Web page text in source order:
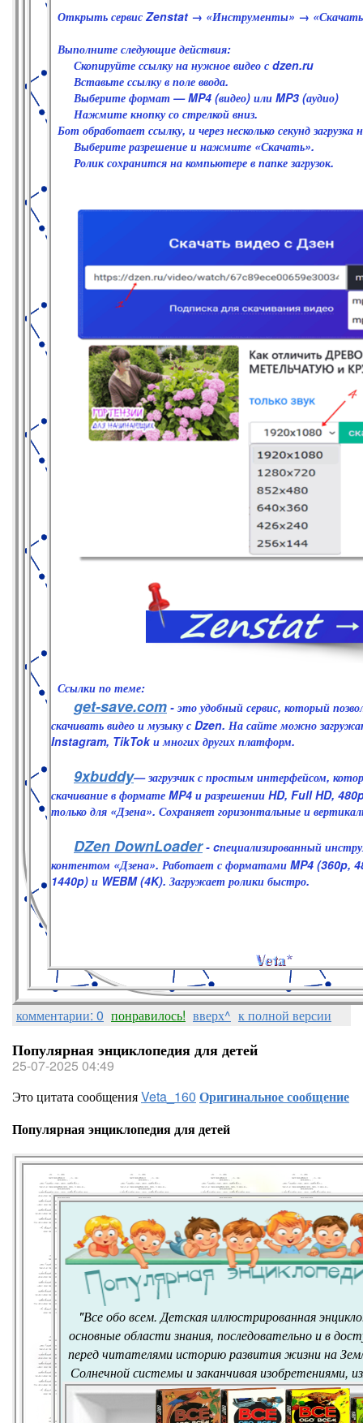
Открыть сервис Zenstat → «Инструменты» → «Скачать
Выполните следующие действия:
Скопируйте ссылку на нужное видео с dzen.ru
Вставьте ссылку в поле ввода.
Выберите формат — MP4 (видео) или MP3 (аудио)
Нажмите кнопку со стрелкой вниз.
Бот обработает ссылку, и через несколько секунд
Выберите разрешение и нажмите «Скачать».
Ролик сохранится на компьютере в папке загрузок.
Ссылки по теме:
get-save.com - это удобный сервис, который
скачивать видео и музыку с Dzen. На сайте можно
Instagram, TikTok и многих других платформ.
9xbuddy— загрузчик с простым интерфейсом,
скачивание в формате MP4 и разрешении HD, Full HD,
только для «Дзена». Сохраняет горизонтальные и
DZen DownLoader- cпециализированный
контентом «Дзена». Работает с форматами MP4 (360p,
1440p) и WEBM (4K). Загружает ролики быстро.
комментарии: 0 понравилось! вверх^ к полной версии
Популярная энциклопедия для детей
25-07-2025 04:49
Это цитата сообщенияVeta_160 Оригинальное сообщение
Популярная энциклопедия для детей
"Все обо всем. Детская иллюстрированная
основные области знания, последовательно и в
перед читателями историю развития жизни на
Солнечной системы и заканчивая изобретениями,